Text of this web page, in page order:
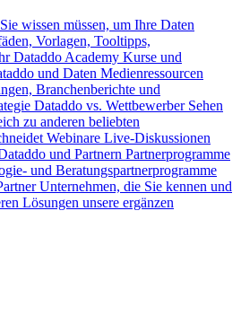
wissen müssen, um Ihre Daten
Vorlagen, Tooltipps,
Dataddo Academy Kurse und
und Daten Medienressourcen
Branchenberichte und
Dataddo vs. Wettbewerber Sehen
zu anderen beliebten
Webinare Live-Diskussionen
und Partnern Partnerprogramme
und Beratungspartnerprogramme
Unternehmen, die Sie kennen und
Lösungen unsere ergänzen